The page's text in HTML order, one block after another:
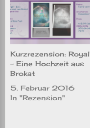
Kurzrezension: Royal
– Eine Hochzeit aus
Brokat
5. Februar 2016
In "Rezension"